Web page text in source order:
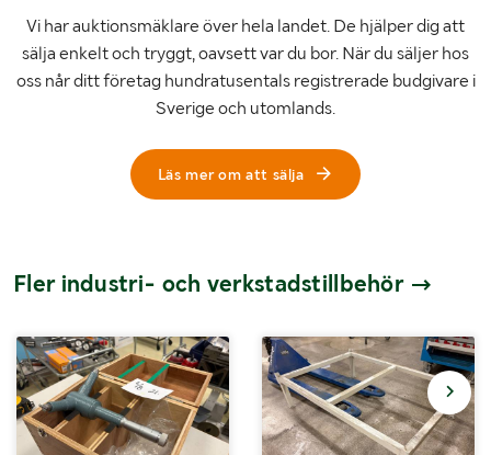
Vi har auktionsmäklare över hela landet. De hjälper dig att
sälja enkelt och tryggt, oavsett var du bor. När du säljer hos
oss når ditt företag hundratusentals registrerade budgivare i
Sverige och utomlands.
Läs mer om att sälja
Fler industri- och verkstadstillbehör